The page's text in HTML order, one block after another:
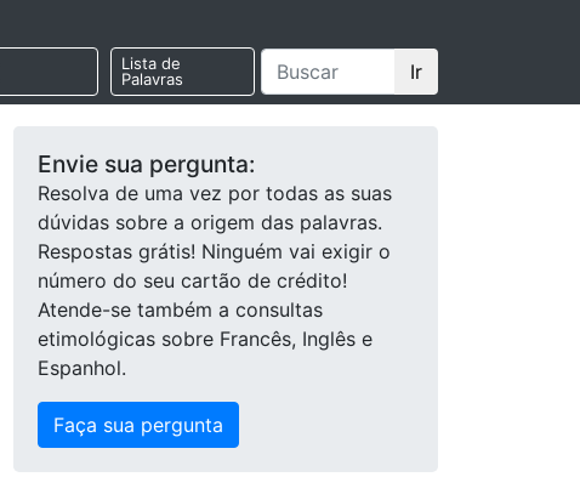
Lista de
Palavras
Ir
Envie sua pergunta:
Resolva de uma vez por todas as suas
dúvidas sobre a origem das palavras.
Respostas grátis! Ninguém vai exigir o
número do seu cartão de crédito!
Atende-se também a consultas
etimológicas sobre Francês, Inglês e
Espanhol.
Faça sua pergunta